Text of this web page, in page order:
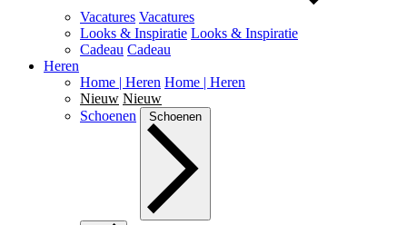
Vacatures Vacatures
Looks & Inspiratie Looks & Inspiratie
Cadeau Cadeau
Heren
Home | Heren Home | Heren
Nieuw Nieuw
Schoenen
Schoenen